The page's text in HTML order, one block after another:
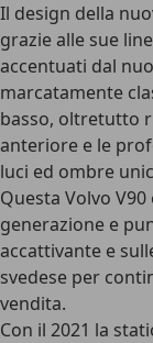
Il design della
grazie alle sue
accentuati dal
marcatamente
basso, oltretutto
anteriore e le
luci ed ombre
Questa Volvo
generazione e
accattivante e
svedese per
vendita.
Con il 2021 la